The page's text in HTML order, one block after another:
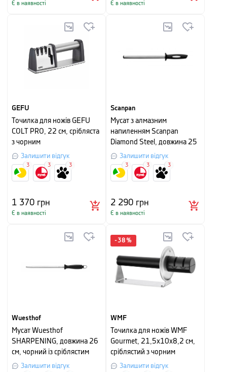
Є в наявності Є в наявності
GEFU
Точилка для ножів GEFU
COLT PRO, 22 см, срібляста
з чорним
Залишити відгук
1 370 грн
Є в наявності
3 3 3
Scanpan
Мусат з алмазним
напиленням Scanpan
Diamond Steel, довжина 25
см, чорний
Залишити відгук
2 290 грн
Є в наявності
3 3 3
Wuesthof
Мусат Wuesthof
SHARPENING, довжина 26
см, чорний із сріблястим
Залишити відгук
-38 %
WMF
Точилка для ножів WMF
Gourmet, 21,5х10х8,2 см,
сріблястий з чорним
Залишити відгук